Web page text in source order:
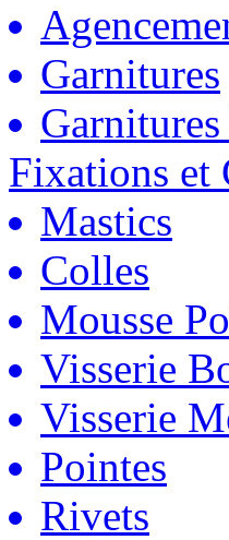
Garnitures
Fixations et
Mastics
Colles
Mousse
Visserie
Visserie
Pointes
Rivets